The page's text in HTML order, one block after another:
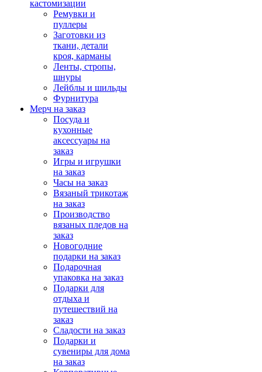
кастомизации
Ремувки и
пуллеры
Заготовки из
ткани, детали
кроя, карманы
Ленты, стропы,
шнуры
Лейблы и шильды
Фурнитура
Мерч на заказ
Посуда и
кухонные
аксессуары на
заказ
Игры и игрушки
на заказ
Часы на заказ
Вязаный трикотаж
на заказ
Производство
вязаных пледов на
заказ
Новогодние
подарки на заказ
Подарочная
упаковка на заказ
Подарки для
отдыха и
путешествий на
заказ
Сладости на заказ
Подарки и
сувениры для дома
на заказ